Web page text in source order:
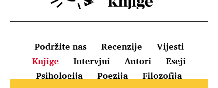
Podržite nas Recenzije
Vijesti
Knjige
Intervjui Autori
Eseji
Psihologija
Poezija Filozofija